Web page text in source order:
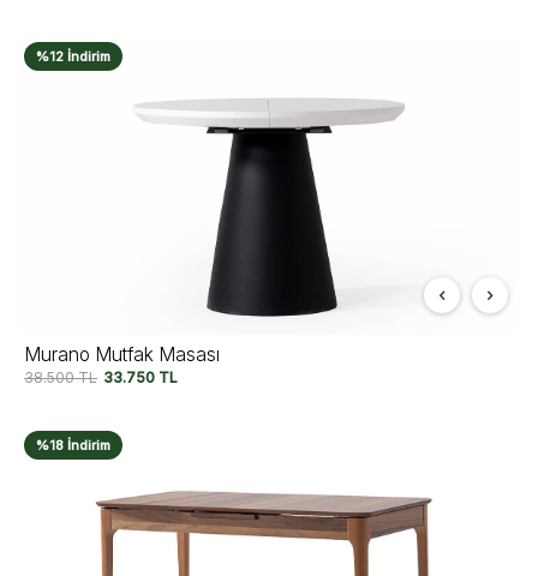
%12 İndirim
Murano Mutfak Masası
38.500TL 33.750 TL
%18 İndirim